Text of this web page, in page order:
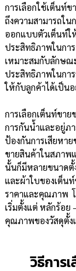
การเลือกใช้เต็นท์
ถึงความสามารถใ
ออกแบบตัวเต็นท์ใ
ประสิทธิภาพในกา
เหมาะสมกับลักษณ
ประสิทธิภาพในกา
ให้กับลูกค้าได้เป็นอ
การเลือกเต็นท์ขา
การกันน้ำและอยู่ภ
ป้องกันการเสียหา
ขายสินค้าในสภาพ
นั้นก็มีหลายขนาดตั้
และผ้าใบของเต็น
ราคาและคุณภาพ โ
เริ่มตั้งแต่ หลักร้อย
คุณภาพของวัสดุตั้ง
วิธีการ